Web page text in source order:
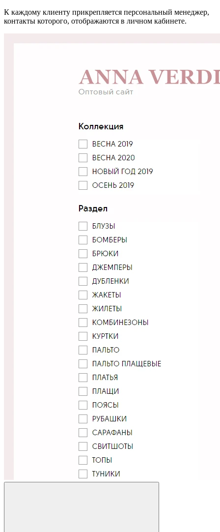
К каждому клиенту прикрепляется персональный менеджер,
контакты которого, отображаются в личном кабинете.